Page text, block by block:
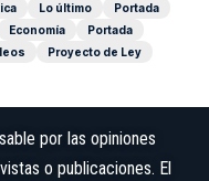
Lo último
Portada
Economía
Portada
Proyecto de Ley
por las opiniones
o publicaciones. El